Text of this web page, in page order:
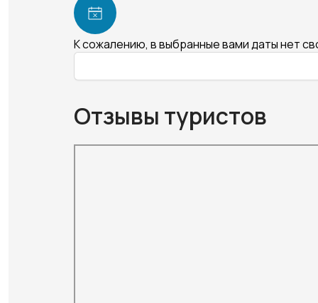
К сожалению, в выбранные вами даты нет
Отзывы туристов